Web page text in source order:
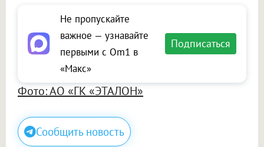
Не пропускайте
важное — узнавайте
первыми с Om1 в
«Макс»
Подписаться
Фото: АО «ГК «ЭТАЛОН»
Сообщить новость